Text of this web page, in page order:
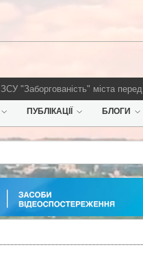
"Заборгованість" міста перед
ПУБЛІКАЦІЇ БЛОГИ